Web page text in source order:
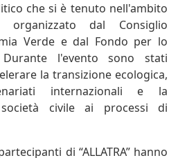
che si è tenuto nell'ambito
organizzato dal Consiglio
Verde e dal Fondo per lo
Durante l'evento sono stati
la transizione ecologica,
internazionali e la
civile ai processi di
di “ALLATRA” hanno